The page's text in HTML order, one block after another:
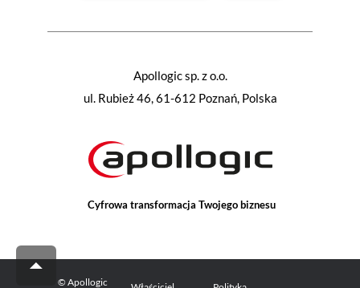
Cyfrowa transformacja Twojego biznesu
Apollogic sp. z o.o.
ul. Rubież 46, 61-612 Poznań, Polska
© Apollogic